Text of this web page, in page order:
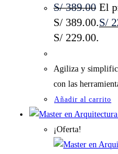
S/389.00 El
S/ 389.00.S/
S/ 229.00.
Agiliza y
con las
Añadir al carrito
¡Oferta!